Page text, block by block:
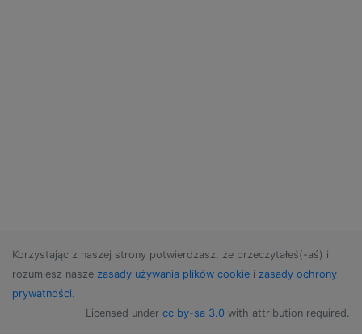
Korzystając z naszej strony potwierdzasz, że przeczytałeś(-aś) i
rozumiesz nasze zasady używania plików cookie i zasady ochrony
prywatności.
Licensed under cc by-sa 3.0 with attribution required.